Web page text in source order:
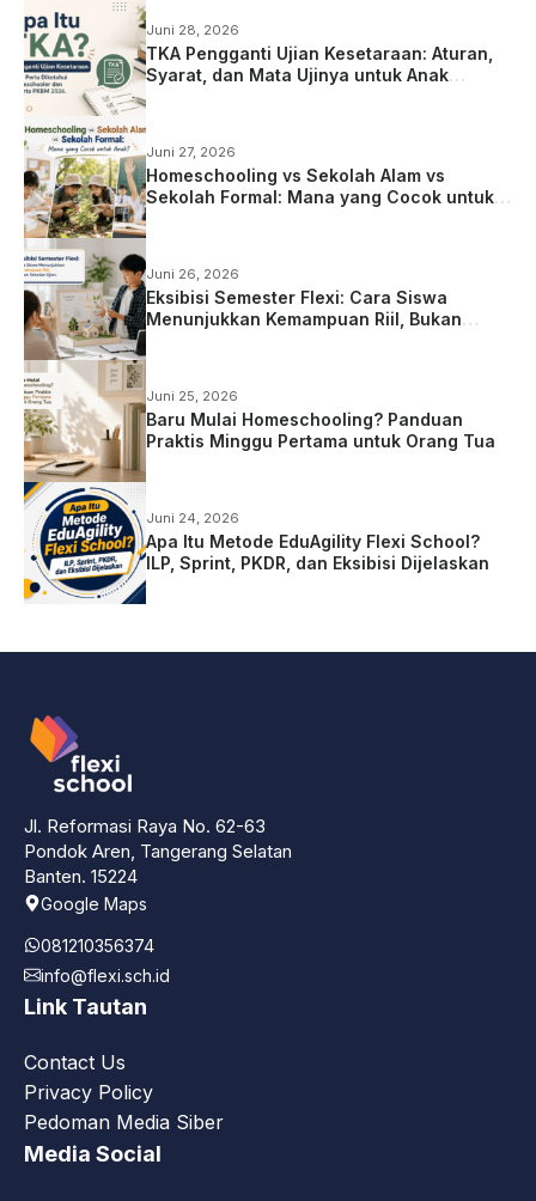
Juni 28, 2026
TKA Pengganti Ujian Kesetaraan: Aturan,
Syarat, dan Mata Ujinya untuk Anak
Juni 27, 2026
Homeschooling vs Sekolah Alam vs
Sekolah Formal: Mana yang Cocok untuk
Juni 26, 2026
Eksibisi Semester Flexi: Cara Siswa
Menunjukkan Kemampuan Riil, Bukan
Juni 25, 2026
Baru Mulai Homeschooling? Panduan
Praktis Minggu Pertama untuk Orang Tua
Juni 24, 2026
Apa Itu Metode EduAgility Flexi School?
ILP, Sprint, PKDR, dan Eksibisi Dijelaskan
Jl. Reformasi Raya No. 62-63
Pondok Aren, Tangerang Selatan
Banten. 15224
Google Maps
081210356374
info@flexi.sch.id
Link Tautan
Contact Us
Privacy Policy
Pedoman Media Siber
Media Social